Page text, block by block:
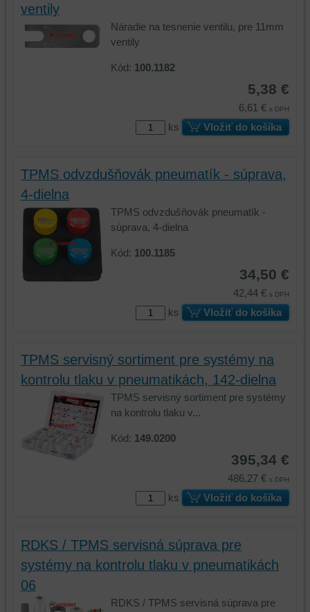
ventily
Náradie na tesnenie ventilu, pre 11mm
ventily
Kód: 100.1182
5,38 €
6,61 € s DPH
ks Vložiť do košíka
TPMS odvzdušňovák pneumatík - súprava,
4-dielna
TPMS odvzdušňovák pneumatík -
súprava, 4-dielna
Kód: 100.1185
34,50 €
42,44 € s DPH
ks Vložiť do košíka
TPMS servisný sortiment pre systémy na
kontrolu tlaku v pneumatikách, 142-dielna
TPMS servisný sortiment pre systémy
na kontrolu tlaku v...
Kód: 149.0200
395,34 €
486,27 € s DPH
ks Vložiť do košíka
RDKS / TPMS servisná súprava pre
systémy na kontrolu tlaku v pneumatikách
06
RDKS / TPMS servisná súprava pre